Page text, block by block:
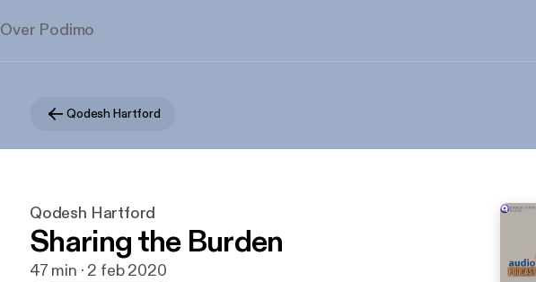
Over Podimo
Qodesh Hartford
Qodesh Hartford
Sharing the Burden
47 min · 2 feb 2020